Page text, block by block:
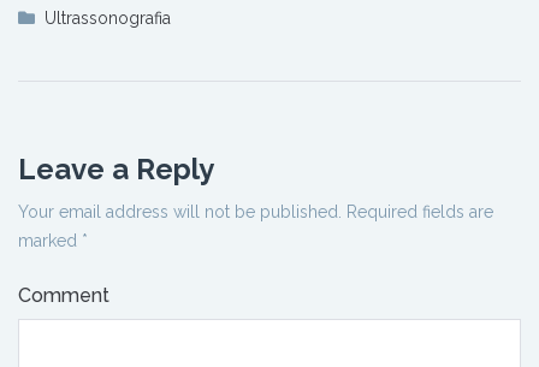
Ultrassonografia
Leave a Reply
Your email address will not be published.
Required fields are
marked *
Comment